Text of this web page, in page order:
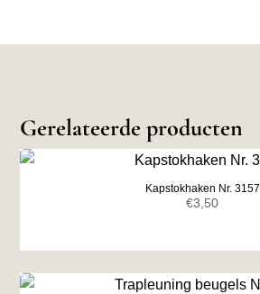
Gerelateerde producten
Kapstokhaken Nr. 3157
€3,50